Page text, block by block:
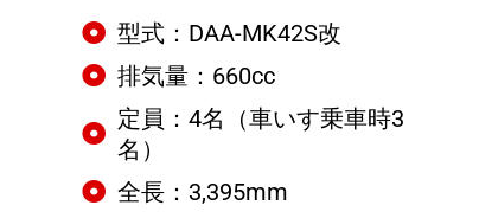
型式：DAA-MK42S改
排気量：660cc
定員：4名（車いす乗車時3
名）
全長：3,395mm